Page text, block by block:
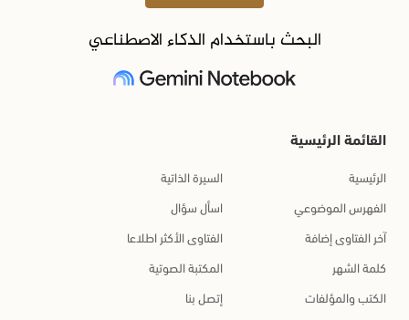
البحث باستخدام الذكاء الاصطناعي
القائمة الرئيسية
الرئيسية
السيرة الذاتية
الفهرس الموضوعي
اسأل سؤال
آخر الفتاوى إضافة
الفتاوى الأكثر اطلاعا
كلمة الشهر
المكتبة الصوتية
الكتب والمؤلفات
إتصل بنا